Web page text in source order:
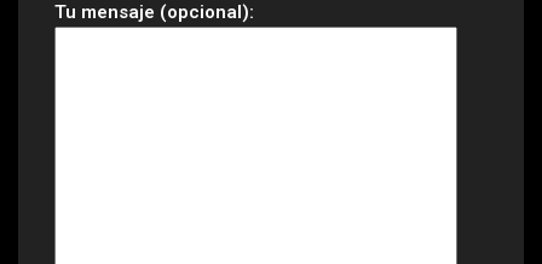
Tu mensaje (opcional):